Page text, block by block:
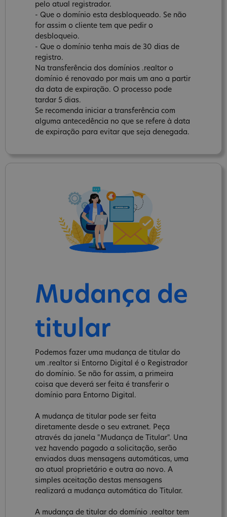
pelo atual registrador.
- Que o domínio esta desbloqueado. Se não
for assim o cliente tem que pedir o
desbloqueio.
- Que o domínio tenha mais de 30 dias de
registro.
Na transferência dos domínios .realtor o
domínio é renovado por mais um ano a partir
da data de expiração. O processo pode
tardar 5 dias.
Se recomenda iniciar a transferência com
alguma antecedência no que se refere à data
de expiração para evitar que seja denegada.
Mudança de
titular
Podemos fazer uma mudança de titular do
um .realtor si Entorno Digital é o Registrador
do domínio. Se não for assim, a primeira
coisa que deverá ser feita é transferir o
domínio para Entorno Digital.
A mudança de titular pode ser feita
diretamente desde o seu extranet. Peça
através da janela "Mudança de Titular". Una
vez havendo pagado a solicitação, serão
enviados duas mensagens automáticas, uma
ao atual proprietário e outra ao novo. A
simples aceitação destas mensagens
realizará a mudança automática do Titular.
A mudança de titular do domínio .realtor tem